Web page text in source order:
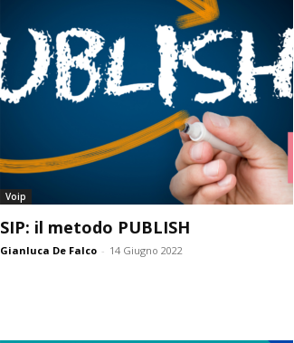
Voip
SIP: il metodo PUBLISH
Gianluca De Falco - 14 Giugno 2022